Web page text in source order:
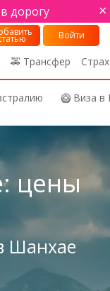
дорогу ×
🚕 Трансфер
Войти
🥝 Виза
цены
Шанхае